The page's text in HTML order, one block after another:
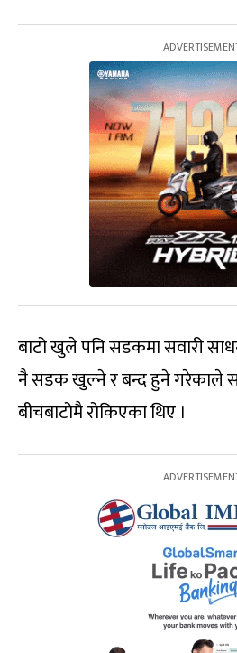
बाटो खुले पनि सडकमा सवारी
नै सडक खुल्ने र बन्द हुने गरेकाले
बीचबाटोमै रोकिएका थिए ।